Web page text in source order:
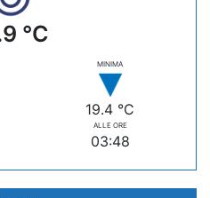
°C
MINIMA
19.4 °C
ALLE ORE
03:48